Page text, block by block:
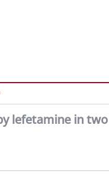
lefetamine in